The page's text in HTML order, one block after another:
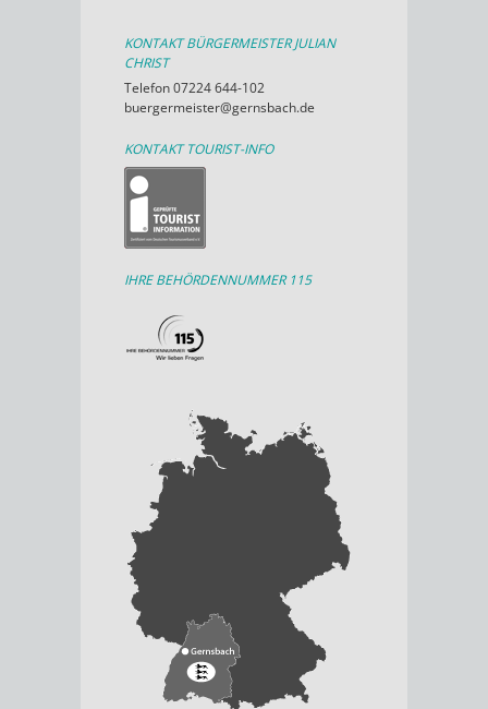
KONTAKT BÜRGERMEISTER JULIAN
CHRIST
Telefon 07224 644-102
buergermeister@gernsbach.de
KONTAKT TOURIST-INFO
IHRE BEHÖRDENNUMMER 115